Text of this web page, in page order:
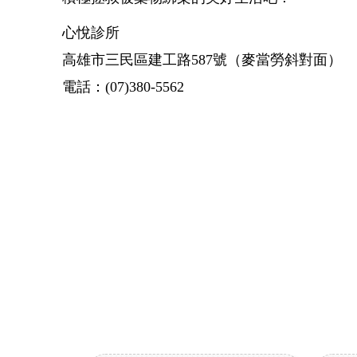
心悅診所
高雄市三民區建工路587號（麥當勞斜對面）
電話：(07)380-5562